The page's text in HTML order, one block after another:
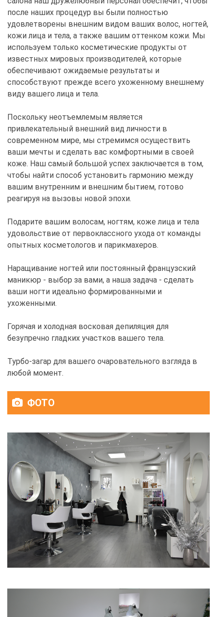
после наших процедур вы были полностью
удовлетворены внешним видом ваших волос, ногтей,
кожи лица и тела, а также вашим оттенком кожи. Мы
используем только косметические продукты от
известных мировых производителей, которые
обеспечивают ожидаемые результаты и
способствуют прежде всего ухоженному внешнему
виду вашего лица и тела.
Поскольку неотъемлемым является
привлекательный внешний вид личности в
современном мире, мы стремимся осуществить
ваши мечты и сделать вас комфортными в своей
коже. Наш самый большой успех заключается в том,
чтобы найти способ установить гармонию между
вашим внутренним и внешним бытием, готово
реагируя на вызовы новой эпохи.
Подарите вашим волосам, ногтям, коже лица и тела
удовольствие от первоклассного ухода от команды
опытных косметологов и парикмахеров.
Наращивание ногтей или постоянный французский
маникюр - выбор за вами, а наша задача - сделать
ваши ногти идеально формированными и
ухоженными.
Горячая и холодная восковая депиляция для
безупречно гладких участков вашего тела.
Турбо-загар для вашего очаровательного взгляда в
любой момент.
ФОТО